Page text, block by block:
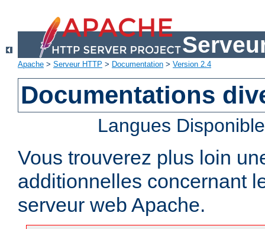
Apache > Serveur HTTP > Documentation > Version 2.4
Documentations
Langues
Vous trouverez plus loin
additionnelles concernant
serveur web Apache.